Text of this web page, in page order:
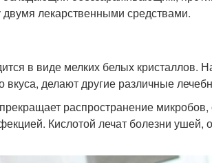
лекарственными средствами.
в виде мелких белых кристаллов.
вкуса, делают другие различные
распространение
Кислотой лечат болезни